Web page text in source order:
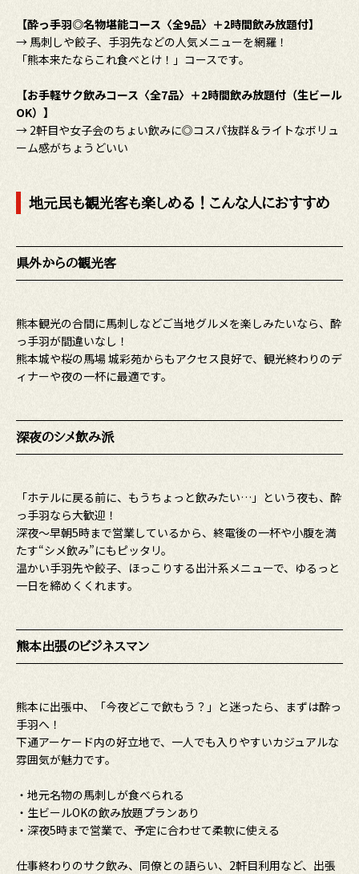
【酔っ手羽◎名物堪能コース〈全9品〉＋2時間飲み放題付】
→ 馬刺しや餃子、手羽先などの人気メニューを網羅！
「熊本来たならこれ食べとけ！」コースです。
【お手軽サク飲みコース〈全7品〉＋2時間飲み放題付（生ビール
OK）】
→ 2軒目や女子会のちょい飲みに◎コスパ抜群＆ライトなボリュ
ーム感がちょうどいい
地元民も観光客も楽しめる！こんな人におすすめ
県外からの観光客
熊本観光の合間に馬刺しなどご当地グルメを楽しみたいなら、酔
っ手羽が間違いなし！
熊本城や桜の馬場 城彩苑からもアクセス良好で、観光終わりのデ
ィナーや夜の一杯に最適です。
深夜のシメ飲み派
「ホテルに戻る前に、もうちょっと飲みたい…」という夜も、酔
っ手羽なら大歓迎！
深夜〜早朝5時まで営業しているから、終電後の一杯や小腹を満
たす“シメ飲み”にもピッタリ。
温かい手羽先や餃子、ほっこりする出汁系メニューで、ゆるっと
一日を締めくくれます。
熊本出張のビジネスマン
熊本に出張中、「今夜どこで飲もう？」と迷ったら、まずは酔っ
手羽へ！
下通アーケード内の好立地で、一人でも入りやすいカジュアルな
雰囲気が魅力です。
・地元名物の馬刺しが食べられる
・生ビールOKの飲み放題プランあり
・深夜5時まで営業で、予定に合わせて柔軟に使える
仕事終わりのサク飲み、同僚との語らい、2軒目利用など、出張